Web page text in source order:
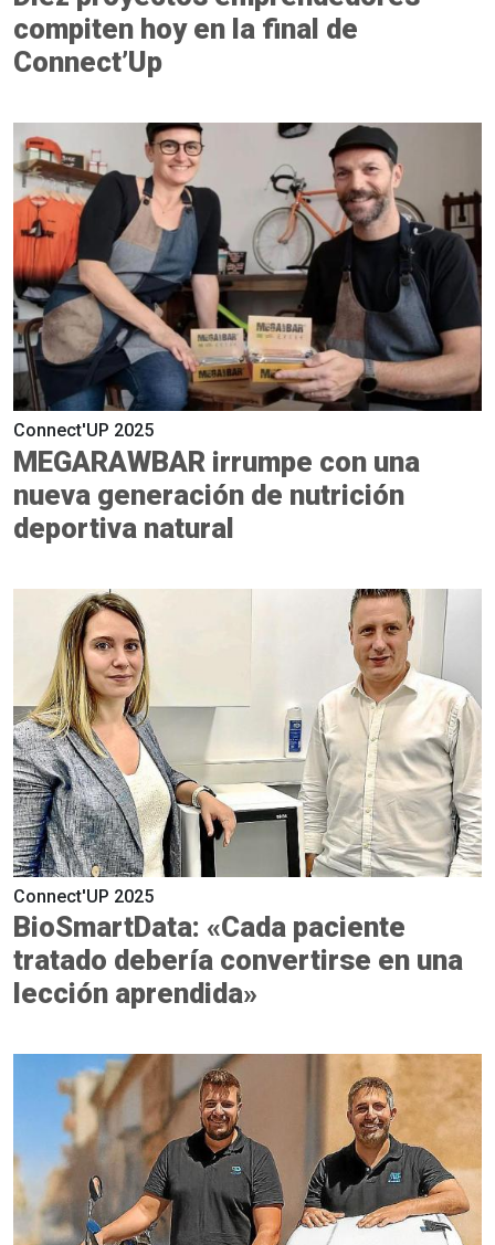
compiten hoy en la final de
Connect’Up
Connect'UP 2025
MEGARAWBAR irrumpe con una
nueva generación de nutrición
deportiva natural
Connect'UP 2025
BioSmartData: «Cada paciente
tratado debería convertirse en una
lección aprendida»